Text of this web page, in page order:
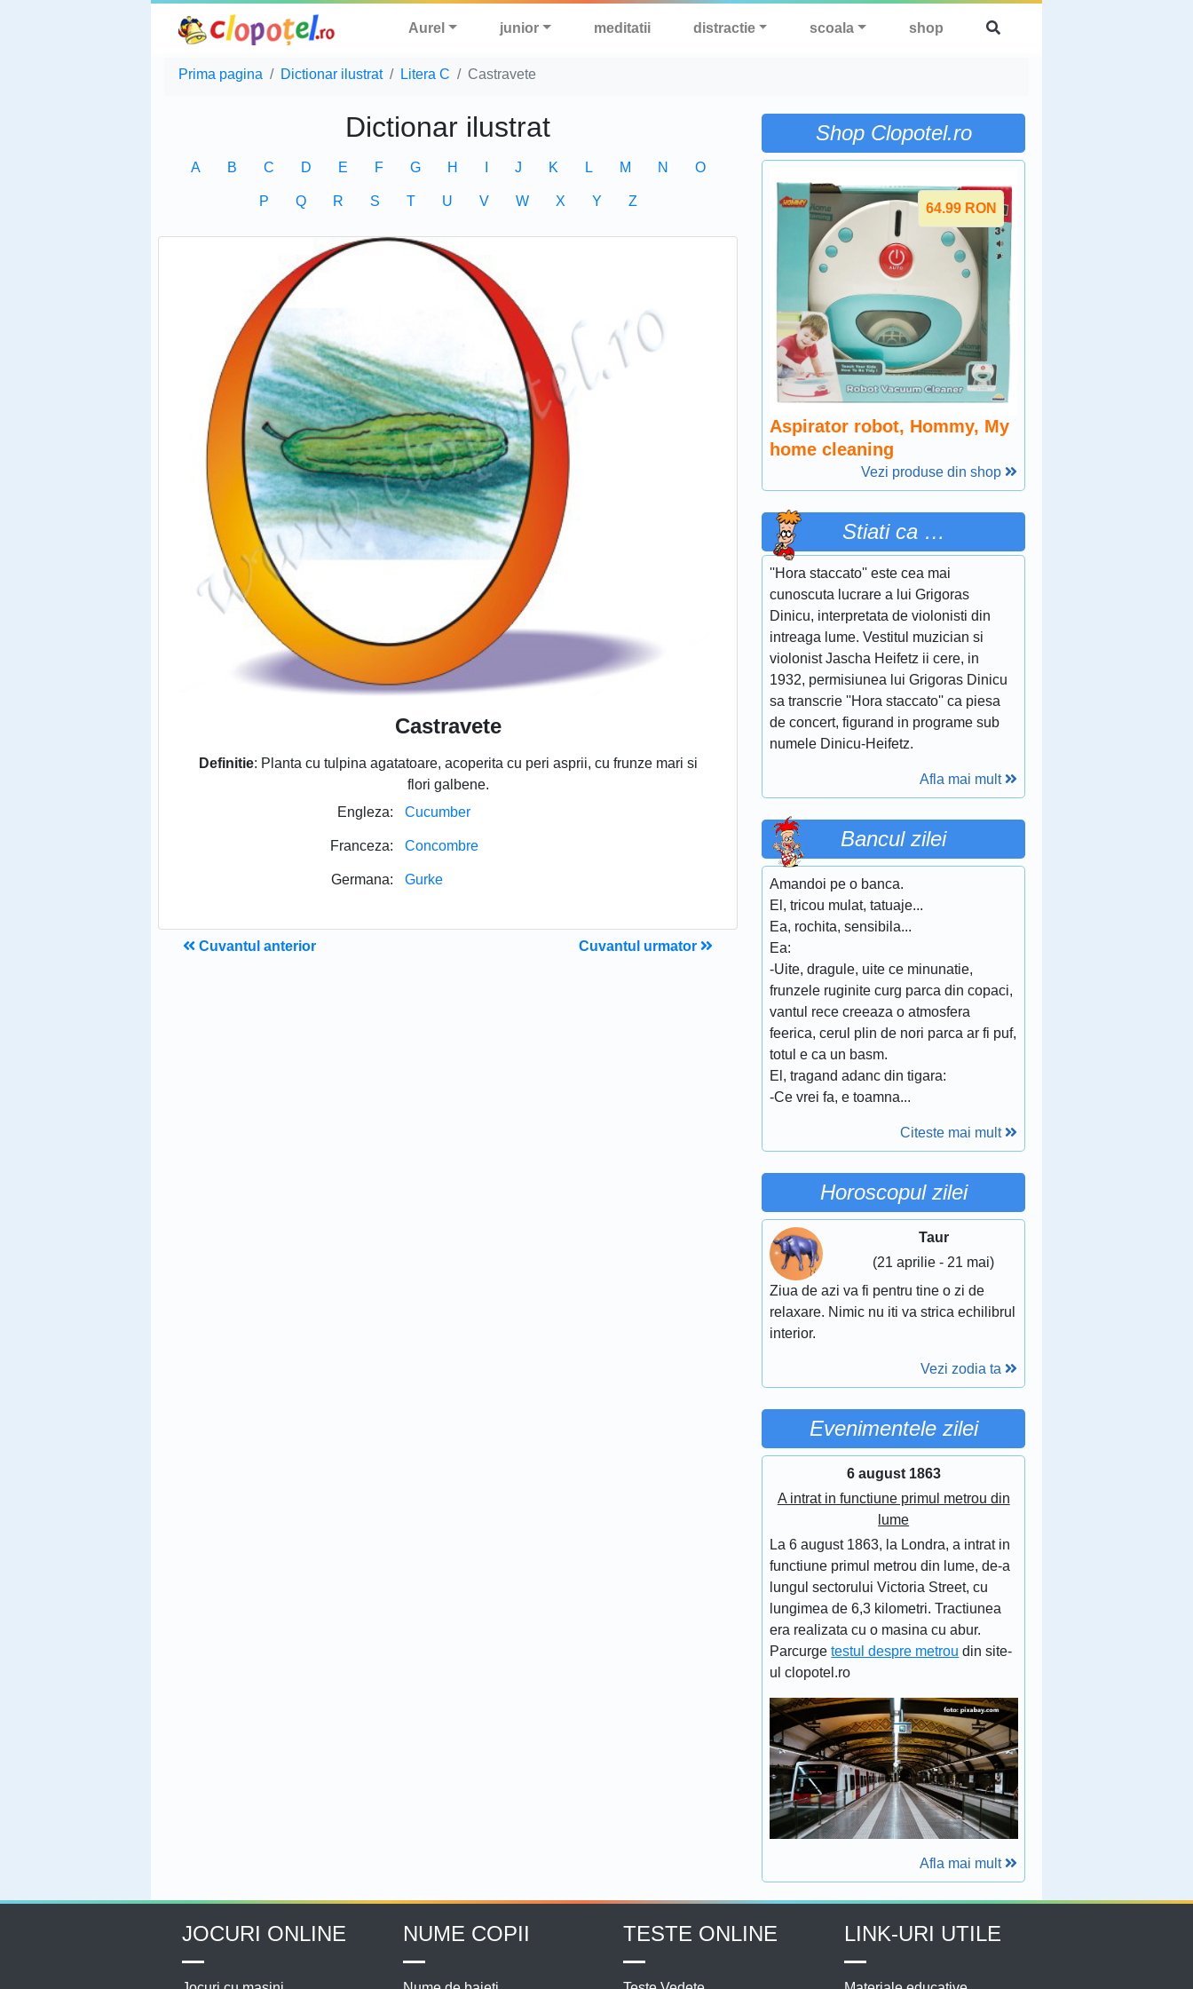
Aurel junior meditatii distractie scoala shop
Prima pagina Dictionar ilustrat Litera C Castravete
Dictionar ilustrat
A B C D E F G H J K L M N O
P Q R S T U V W X Y Z
Castravete
Definitie: Planta cu tulpina agatatoare, acoperita cu peri asprii, cu frunze mari si
flori galbene.
Engleza:
Cucumber
Franceza: Concombre
Germana: Gurke
Cuvantul anterior Cuvantul urmator
Shop Clopotel.ro
64.99 RON
Aspirator robot, Hommy, My
home cleaning
Vezi produse din shop
Stiati ca …
''Hora staccato'' este cea mai
cunoscuta lucrare a lui Grigoras
Dinicu, interpretata de violonisti din
intreaga lume. Vestitul muzician si
violonist Jascha Heifetz ii cere, in
1932, permisiunea lui Grigoras Dinicu
sa transcrie ''Hora staccato'' ca piesa
de concert, figurand in programe sub
numele Dinicu-Heifetz.
Afla mai mult
Bancul zilei
Amandoi pe o banca.
El, tricou mulat, tatuaje...
Ea, rochita, sensibila...
Ea:
-Uite, dragule, uite ce minunatie,
frunzele ruginite curg parca din copaci,
vantul rece creeaza o atmosfera
feerica, cerul plin de nori parca ar fi puf,
totul e ca un basm.
El, tragand adanc din tigara:
-Ce vrei fa, e toamna...
Citeste mai mult
Horoscopul zilei
Taur
(21 aprilie - 21 mai)
Ziua de azi va fi pentru tine o zi de
relaxare. Nimic nu iti va strica echilibrul
interior.
Vezi zodia ta
Evenimentele zilei
6 august 1863
A intrat in functiune primul metrou din
lume
La 6 august 1863, la Londra, a intrat in
functiune primul metrou din lume, de-a
lungul sectorului Victoria Street, cu
lungimea de 6,3 kilometri. Tractiunea
era realizata cu o masina cu abur.
Parcurgetestul despre metrou din site-
ul clopotel.ro
Afla mai mult
JOCURI ONLINE NUME COPII TESTE ONLINE LINK-URI UTILE